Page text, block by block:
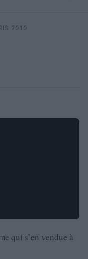
2010
qui s’en vendue à